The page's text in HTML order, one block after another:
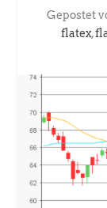
Gepostet
flatex,